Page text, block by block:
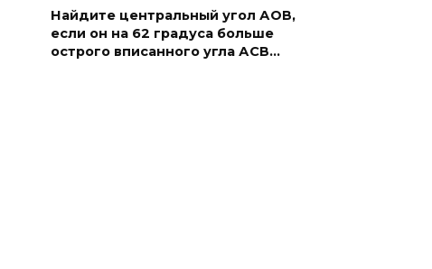
Найдите центральный угол АОВ,
если он на 62 градуса больше
острого вписанного угла АСВ…